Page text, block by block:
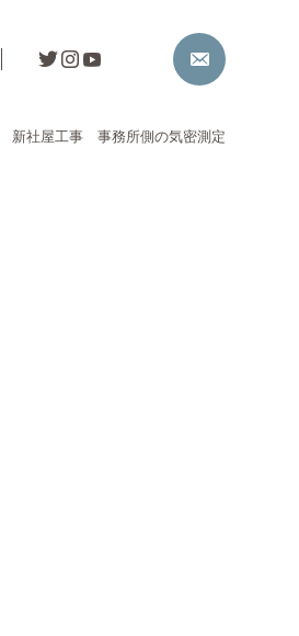
新社屋工事 事務所側の気密測定